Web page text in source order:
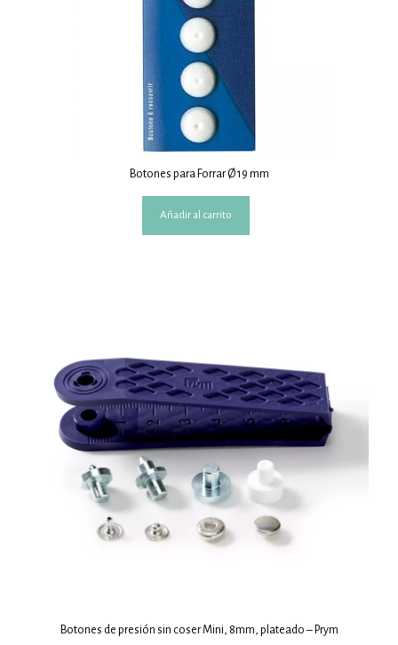
Botones para Forrar Ø 19 mm
Añadir al carrito
Botones de presión sin coser Mini, 8mm, plateado – Prym